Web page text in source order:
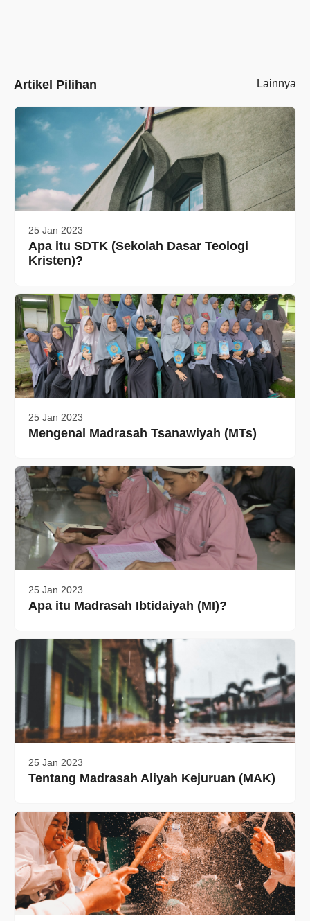
Artikel Pilihan Lainnya
25 Jan 2023
Apa itu SDTK (Sekolah Dasar Teologi
Kristen)?
25 Jan 2023
Mengenal Madrasah Tsanawiyah (MTs)
25 Jan 2023
Apa itu Madrasah Ibtidaiyah (MI)?
25 Jan 2023
Tentang Madrasah Aliyah Kejuruan (MAK)